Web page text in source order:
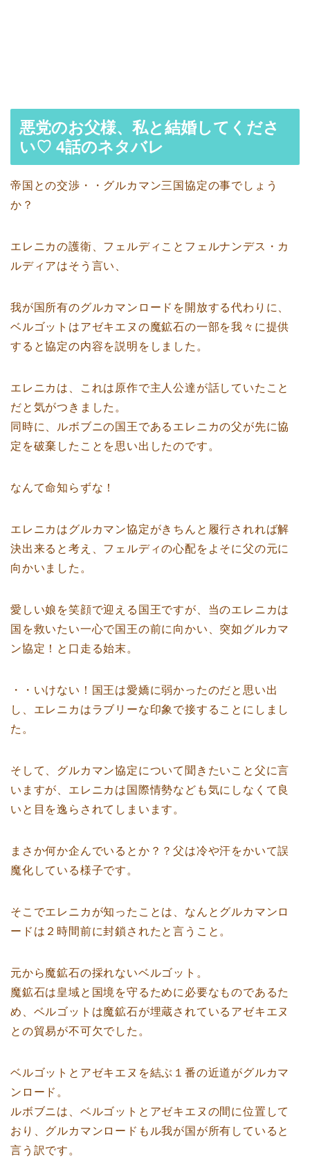
悪党のお父様、私と結婚してくださ
い♡ 4話のネタバレ
帝国との交渉・・グルカマン三国協定の事でしょう
か？
エレニカの護衛、フェルディことフェルナンデス・カ
ルディアはそう言い、
我が国所有のグルカマンロードを開放する代わりに、
ベルゴットはアゼキエヌの魔鉱石の一部を我々に提供
すると協定の内容を説明をしました。
エレニカは、これは原作で主人公達が話していたこと
だと気がつきました。
同時に、ルボブニの国王であるエレニカの父が先に協
定を破棄したことを思い出したのです。
なんて命知らずな！
エレニカはグルカマン協定がきちんと履行されれば解
決出来ると考え、フェルディの心配をよそに父の元に
向かいました。
愛しい娘を笑顔で迎える国王ですが、当のエレニカは
国を救いたい一心で国王の前に向かい、突如グルカマ
ン協定！と口走る始末。
・・いけない！国王は愛嬌に弱かったのだと思い出
し、エレニカはラブリーな印象で接することにしまし
た。
そして、グルカマン協定について聞きたいこと父に言
いますが、エレニカは国際情勢なども気にしなくて良
いと目を逸らされてしまいます。
まさか何か企んでいるとか？？父は冷や汗をかいて誤
魔化している様子です。
そこでエレニカが知ったことは、なんとグルカマンロ
ードは２時間前に封鎖されたと言うこと。
元から魔鉱石の採れないベルゴット。
魔鉱石は皇域と国境を守るために必要なものであるた
め、ベルゴットは魔鉱石が埋蔵されているアゼキエヌ
との貿易が不可欠でした。
ベルゴットとアゼキエヌを結ぶ１番の近道がグルカマ
ンロード。
ルボブニは、ベルゴットとアゼキエヌの間に位置して
おり、グルカマンロードもル我が国が所有していると
言う訳です。